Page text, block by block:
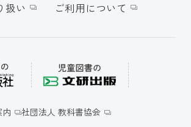
扱い
ご利用について
社団法人 教科書協会